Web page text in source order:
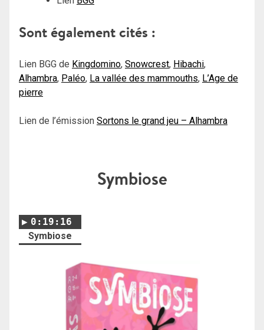
Sont également cités :
Lien BGG de Kingdomino, Snowcrest, Hibachi,
Alhambra, Paléo, La vallée des mammouths, L’Age de
pierre
Lien de l’émission Sortons le grand jeu – Alhambra
Symbiose
0:19:16
Symbiose